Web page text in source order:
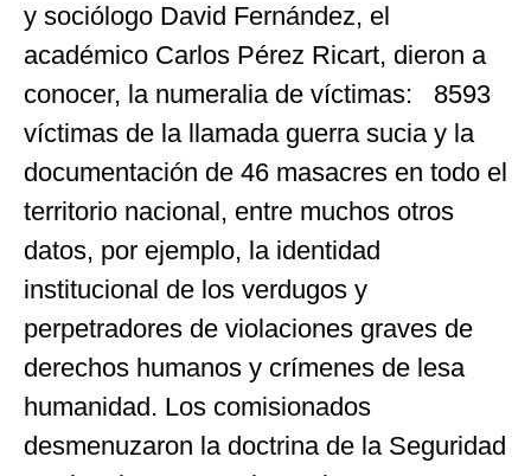
y sociólogo David Fernández, el
académico Carlos Pérez Ricart, dieron a
conocer, la numeralia de víctimas: 8593
víctimas de la llamada guerra sucia y la
documentación de 46 masacres en todo el
territorio nacional, entre muchos otros
datos, por ejemplo, la identidad
institucional de los verdugos y
perpetradores de violaciones graves de
derechos humanos y crímenes de lesa
humanidad. Los comisionados
desmenuzaron la doctrina de la Seguridad